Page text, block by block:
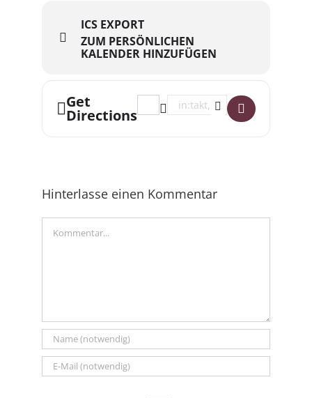
ICS EXPORT
ZUM PERSÖNLICHEN
KALENDER HINZUFÜGEN
Get
Directions
Address - Internationales
Destination Address -
Hinterlasse einen Kommentar